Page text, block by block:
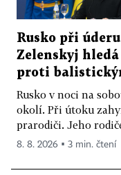
Rusko při
Zelenskyj
proti
Rusko v noci na
okolí. Při útoku
prarodiči. Jeho
8. 8. 2026 ▪ 3 min. čtení